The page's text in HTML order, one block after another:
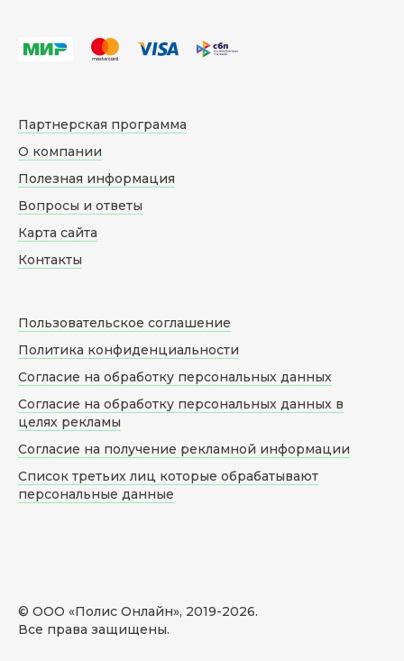
© ООО «Полис Онлайн», 2019-2026.
Все права защищены.
Партнерская программа
О компании
Полезная информация
Вопросы и ответы
Карта сайта
Контакты
Пользовательское соглашение
Политика конфиденциальности
Согласие на обработку персональных данных
Согласие на обработку персональных данных в
целях рекламы
Согласие на получение рекламной информации
Список третьих лиц которые обрабатывают
персональные данные